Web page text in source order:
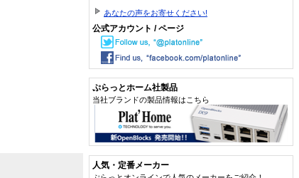
あなたの声をお寄せください!
公式アカウント / ページ
ぷらっとホーム社製品
当社ブランドの製品情報はこちら
人気・定番メーカー